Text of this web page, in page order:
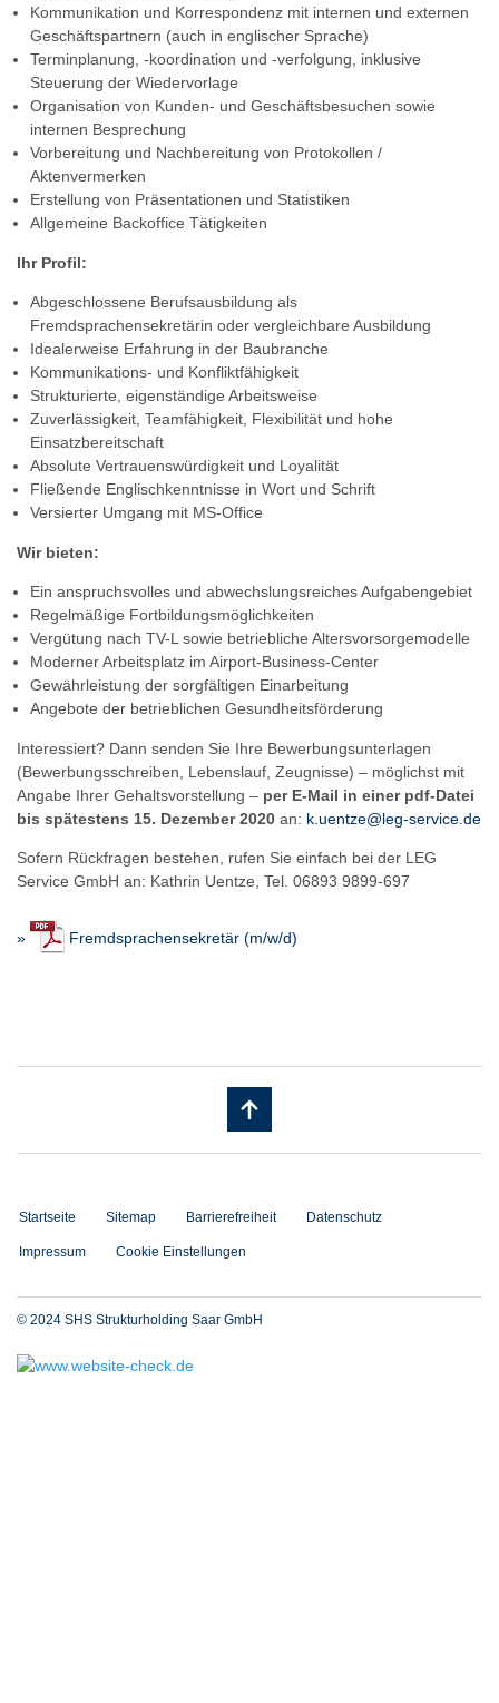
Kommunikation und Korrespondenz mit internen und externen
Geschäftspartnern (auch in englischer Sprache)
Terminplanung, -koordination und -verfolgung, inklusive
Steuerung der Wiedervorlage
Organisation von Kunden- und Geschäftsbesuchen sowie
internen Besprechung
Vorbereitung und Nachbereitung von Protokollen /
Aktenvermerken
Erstellung von Präsentationen und Statistiken
Allgemeine Backoffice Tätigkeiten
Ihr Profil:
Abgeschlossene Berufsausbildung als
Fremdsprachensekretärin oder vergleichbare Ausbildung
Idealerweise Erfahrung in der Baubranche
Kommunikations- und Konfliktfähigkeit
Strukturierte, eigenständige Arbeitsweise
Zuverlässigkeit, Teamfähigkeit, Flexibilität und hohe
Einsatzbereitschaft
Absolute Vertrauenswürdigkeit und Loyalität
Fließende Englischkenntnisse in Wort und Schrift
Versierter Umgang mit MS-Office
Wir bieten:
Ein anspruchsvolles und abwechslungsreiches Aufgabengebiet
Regelmäßige Fortbildungsmöglichkeiten
Vergütung nach TV-L sowie betriebliche Altersvorsorgemodelle
Moderner Arbeitsplatz im Airport-Business-Center
Gewährleistung der sorgfältigen Einarbeitung
Angebote der betrieblichen Gesundheitsförderung
Interessiert? Dann senden Sie Ihre Bewerbungsunterlagen
(Bewerbungsschreiben, Lebenslauf, Zeugnisse) – möglichst mit
Angabe Ihrer Gehaltsvorstellung – per E-Mail in einer pdf-Datei
bis spätestens 15. Dezember 2020 an: k.uentze@leg-service.de
Sofern Rückfragen bestehen, rufen Sie einfach bei der LEG
Service GmbH an: Kathrin Uentze, Tel. 06893 9899-697
» Fremdsprachensekretär (m/w/d)
Startseite Sitemap Barrierefreiheit Datenschutz
Impressum Cookie Einstellungen
© 2024 SHS Strukturholding Saar GmbH